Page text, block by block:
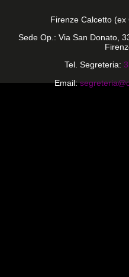
Firenze Calcetto (ex
Sede Op.: Via San Donato,
Tel. Segreteria:
Email: